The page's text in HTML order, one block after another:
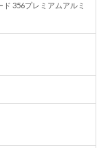
356プレミアムアルミ